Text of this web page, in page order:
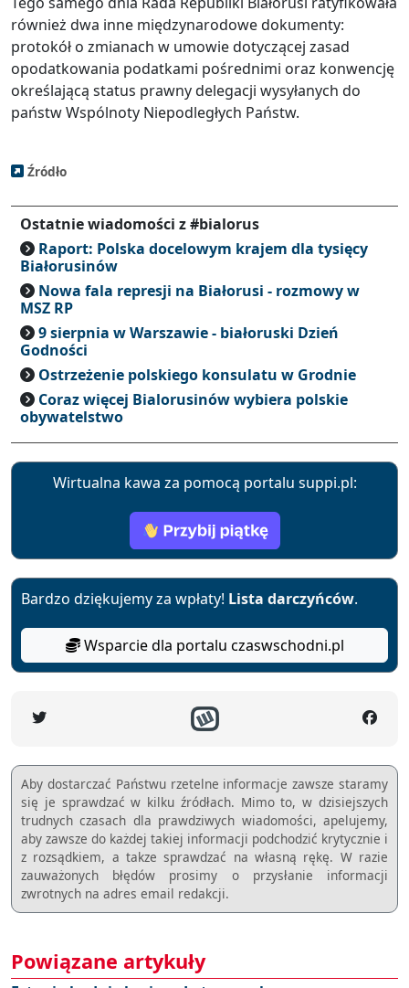
również dwa inne międzynarodowe dokumenty:
protokół o zmianach w umowie dotyczącej zasad
opodatkowania podatkami pośrednimi oraz konwencję
określającą status prawny delegacji wysyłanych do
państw Wspólnoty Niepodległych Państw.
Źródło
Ostatnie wiadomości z #bialorus
Raport: Polska docelowym krajem dla tysięcy
Białorusinów
Nowa fala represji na Białorusi - rozmowy w
MSZ RP
9 sierpnia w Warszawie - białoruski Dzień
Godności
Ostrzeżenie polskiego konsulatu w Grodnie
Coraz więcej Bialorusinów wybiera polskie
obywatelstwo
Wirtualna kawa za pomocą portalu suppi.pl:
Bardzo dziękujemy za wpłaty! Lista darczyńców.
Wsparcie dla portalu czaswschodni.pl
Aby dostarczać Państwu rzetelne informacje zawsze staramy
się je sprawdzać w kilku źródłach. Mimo to, w dzisiejszych
trudnych czasach dla prawdziwych wiadomości, apelujemy,
aby zawsze do każdej takiej informacji podchodzić krytycznie i
z rozsądkiem, a takze sprawdzać na własną rękę. W razie
zauważonych błędów prosimy o przysłanie informacji
zwrotnych na adres email redakcji.
Powiązane artykuły